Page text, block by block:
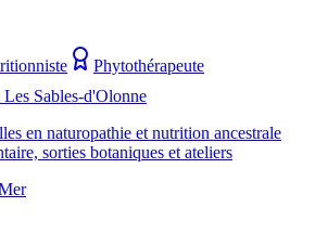
Phytothérapeute
Sables-d'Olonne
en naturopathie et nutrition ancestrale
sorties botaniques et ateliers